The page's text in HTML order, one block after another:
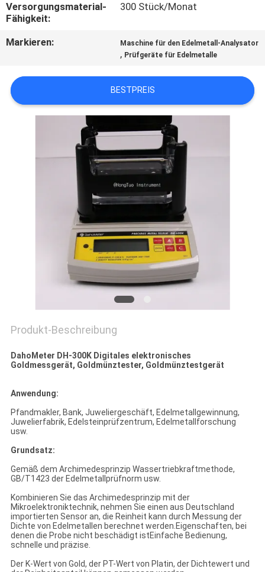
EIN
ZITAT
SITEMAP
PRIVACY
Versorgungsmaterial-
Fähigkeit:
300 Stück/Monat
Markieren: Maschine für den Edelmetall-Analysator
, Prüfgeräte für Edelmetalle
BESTPREIS
Produkt-Beschreibung
DahoMeter DH-300K Digitales elektronisches
Goldmessgerät, Goldmünztester, Goldmünztestgerät
Anwendung:
Pfandmakler, Bank, Juweliergeschäft, Edelmetallgewinnung,
Juwelierfabrik, Edelsteinprüfzentrum, Edelmetallforschung
usw.
Grundsatz:
Gemäß dem Archimedesprinzip Wassertriebkraftmethode,
GB/T1423 der Edelmetallprüfnorm usw.
Kombinieren Sie das Archimedesprinzip mit der
Mikroelektroniktechnik, nehmen Sie einen aus Deutschland
importierten Sensor an, die Reinheit kann durch Messung der
Dichte von Edelmetallen berechnet werden.Eigenschaften, bei
denen die Probe nicht beschädigt istEinfache Bedienung,
schnelle und präzise.
Der K-Wert von Gold, der PT-Wert von Platin, der Dichtewert und